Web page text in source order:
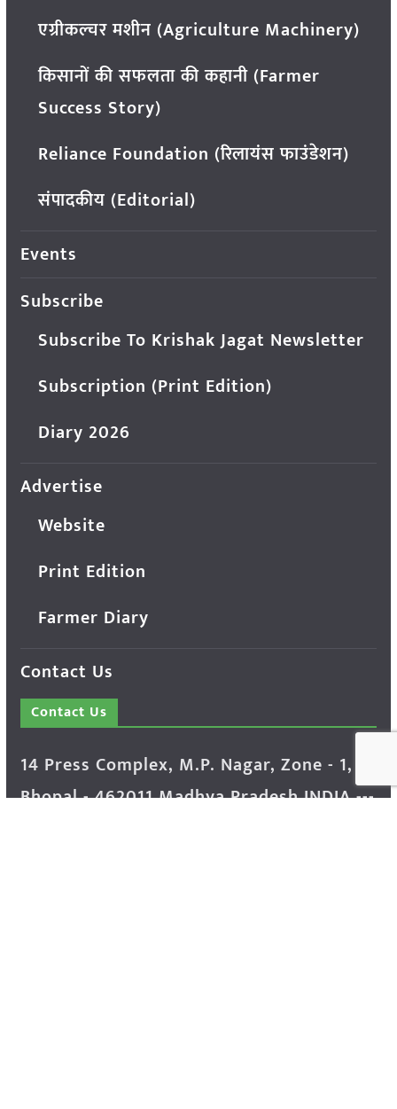
एग्रीकल्चर मशीन (Agriculture Machinery)
किसानों की सफलता की कहानी (Farmer
Success Story)
Reliance Foundation (रिलायंस फाउंडेशन)
संपादकीय (Editorial)
Events
Subscribe
Subscribe To Krishak Jagat Newsletter
Subscription (Print Edition)
Diary 2026
Advertise
Website
Print Edition
Farmer Diary
Contact Us
Contact Us
14 Press Complex, M.P. Nagar, Zone - 1,
Bhopal - 462011 Madhya Pradesh INDIA ---